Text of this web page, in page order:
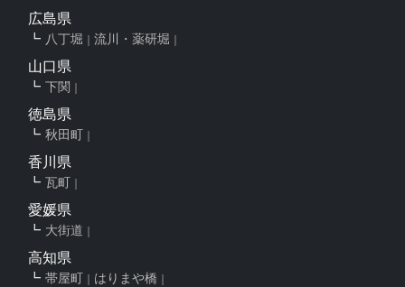
広島県
八丁堀 流川・薬研堀
山口県
下関
徳島県
秋田町
香川県
瓦町
愛媛県
大街道
高知県
帯屋町 はりまや橋